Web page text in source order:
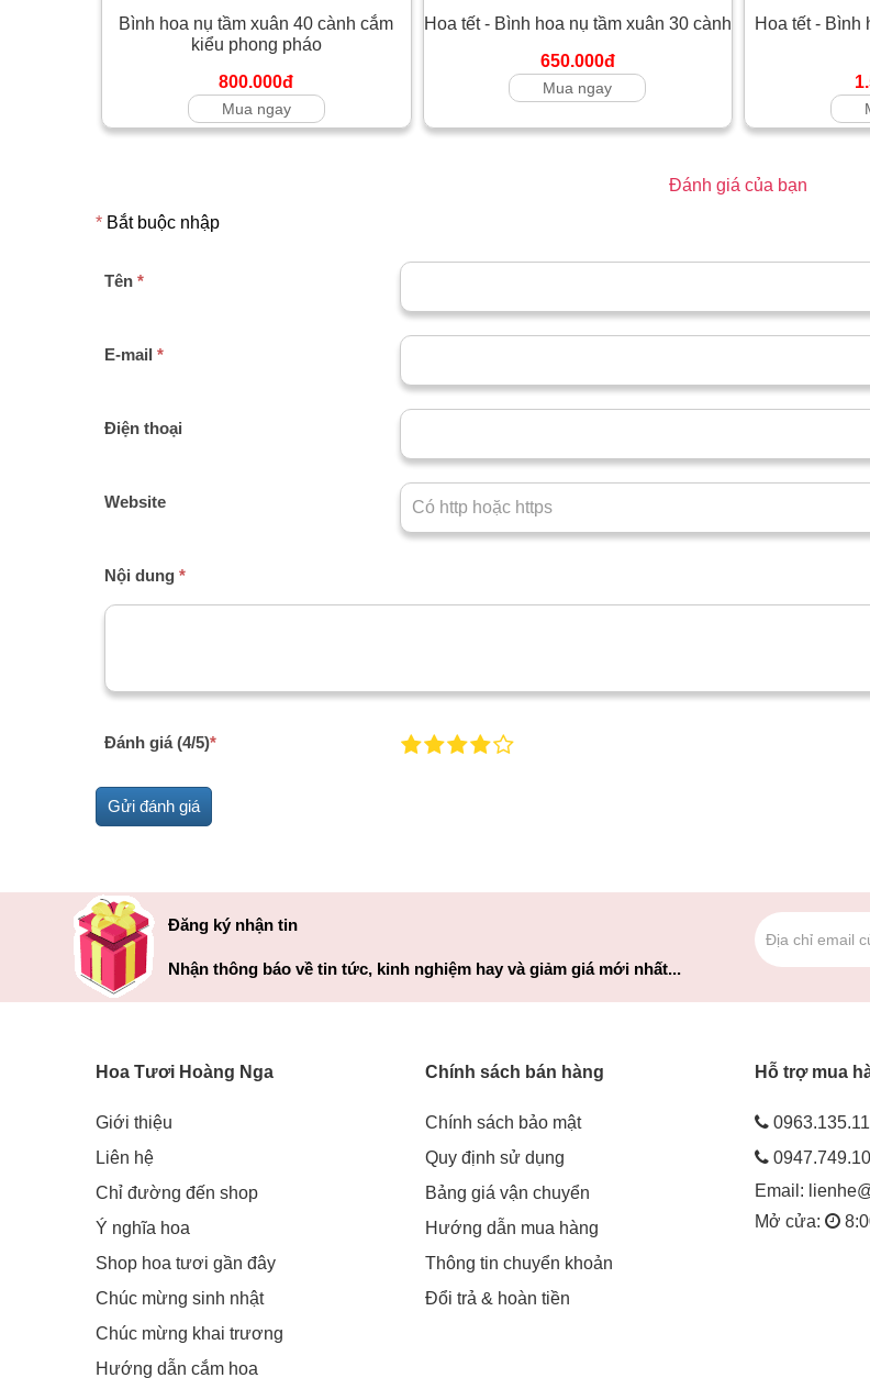
Bình hoa nụ tầm xuân 40 cành cắm
kiểu phong pháo
800.000đ
Mua ngay
Hoa tết - Bình hoa nụ tầm xuân 30 cành
650.000đ
Mua ngay
Hoa tết - Bình
Đánh giá của bạn
* Bắt buộc nhập
Tên *
E-mail *
Điện thoại
Website
Nội dung *
Đánh giá (4/5)*
Đăng ký nhận tin
Nhận thông báo về tin tức, kinh nghiệm hay và giảm giá mới nhất...
Hoa Tươi Hoàng Nga
Giới thiệu
Liên hệ
Chỉ đường đến shop
Ý nghĩa hoa
Shop hoa tươi gần đây
Chúc mừng sinh nhật
Chúc mừng khai trương
Hướng dẫn cắm hoa
Chính sách bán hàng
Chính sách bảo mật
Quy định sử dụng
Bảng giá vận chuyển
Hướng dẫn mua hàng
Thông tin chuyển khoản
Đổi trả & hoàn tiền
Hỗ trợ mua
Email:
Mở cửa: